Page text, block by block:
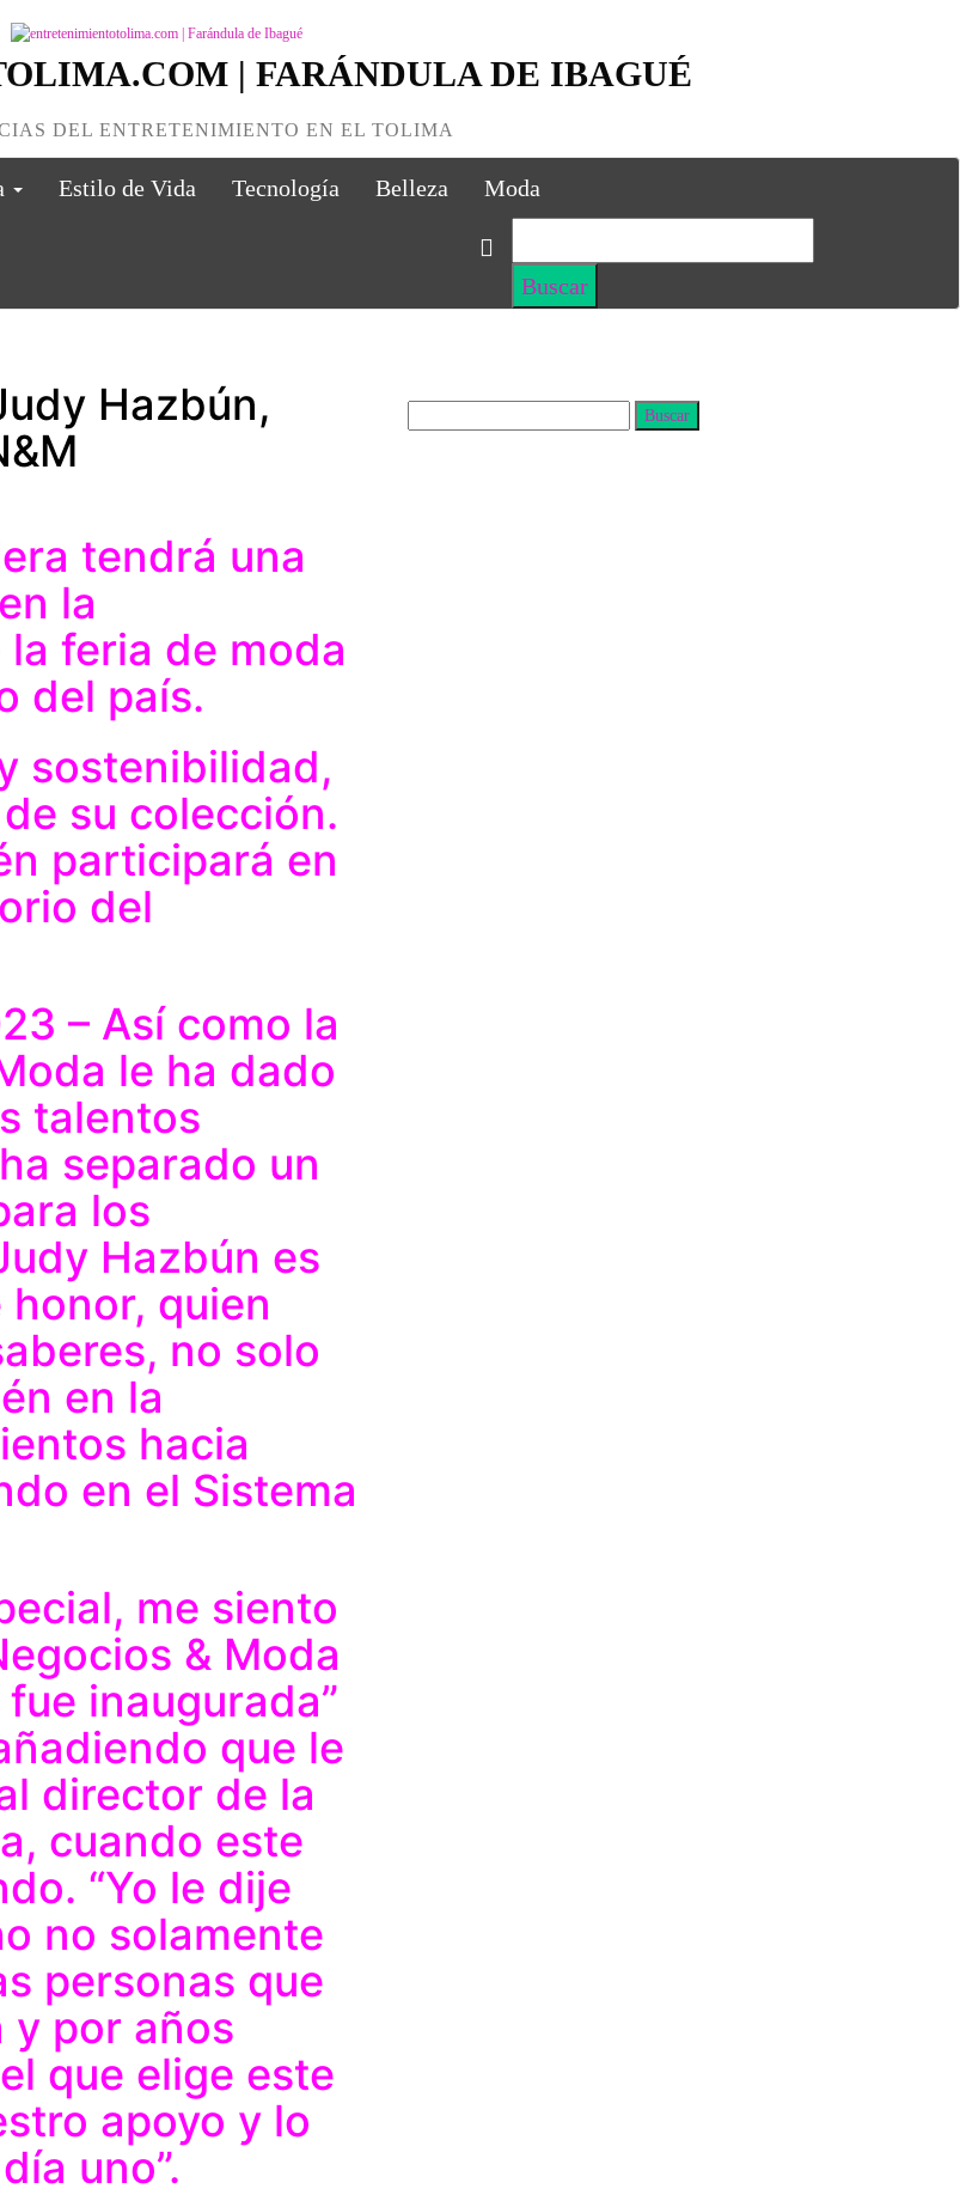
| FARÁNDULA DE IBAGUÉ
DEL ENTRETENIMIENTO EN EL TOLIMA
Estilo de Vida Tecnología Belleza Moda
Hazbún,
tendrá una
la
feria de moda
del país.
sostenibilidad,
su colección.
participará en
del
– Así como la
le ha dado
talentos
separado un
los
Hazbún es
quien
no solo
en la
hacia
en el Sistema
me siento
& Moda
inaugurada”
que le
director de la
cuando este
“Yo le dije
no solamente
personas que
y por años
que elige este
apoyo y lo
uno”.